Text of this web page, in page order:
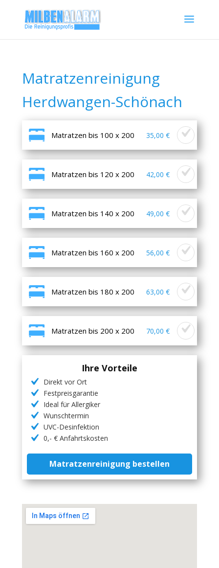
Matratzenreinigung
Herdwangen-Schönach
Matratzen bis 100 x 200 35,00 €
Matratzen bis 120 x 200 42,00 €
Matratzen bis 140 x 200 49,00 €
Matratzen bis 160 x 200 56,00 €
Matratzen bis 180 x 200 63,00 €
Matratzen bis 200 x 200 70,00 €
Ihre Vorteile
Direkt vor Ort
Festpreisgarantie
Ideal für Allergiker
Wunschtermin
UVC-Desinfektion
0,- € Anfahrtskosten
Matratzenreinigung bestellen